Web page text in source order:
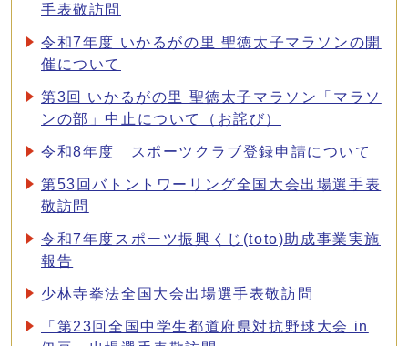
手表敬訪問
令和7年度 いかるがの里 聖徳太子マラソンの開
催について
第3回 いかるがの里 聖徳太子マラソン「マラソ
ンの部」中止について（お詫び）
令和8年度 スポーツクラブ登録申請について
第53回バトントワーリング全国大会出場選手表
敬訪問
令和7年度スポーツ振興くじ(toto)助成事業実施
報告
少林寺拳法全国大会出場選手表敬訪問
「第23回全国中学生都道府県対抗野球大会 in